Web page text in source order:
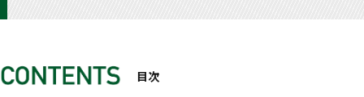
目次